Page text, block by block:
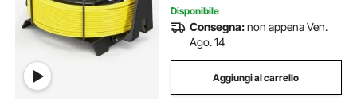
Disponibile
Consegna:non appena Ven.
Ago. 14
Aggiungi al carrello